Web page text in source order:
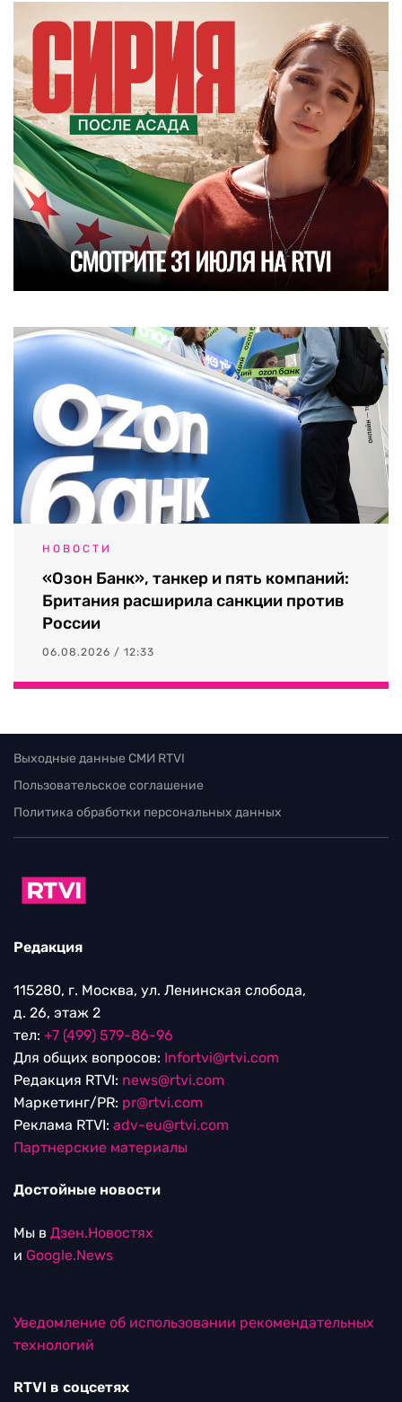
НОВОСТИ
«Озон Банк», танкер и пять компаний:
Британия расширила санкции против
России
06.08.2026 / 12:33
Выходные данные СМИ RTVI
Пользовательское соглашение
Политика обработки персональных данных
Редакция
115280, г. Москва, ул. Ленинская слобода,
д. 26, этаж 2
тел: +7 (499) 579-86-96
Для общих вопросов: Infortvi@rtvi.com
Редакция RTVI: news@rtvi.com
Маркетинг/PR: pr@rtvi.com
Реклама RTVI: adv-eu@rtvi.com
Партнерские материалы
Достойные новости
Мы в Дзен.Новостях
и Google.News
Уведомление об использовании рекомендательных
технологий
RTVI в соцсетях